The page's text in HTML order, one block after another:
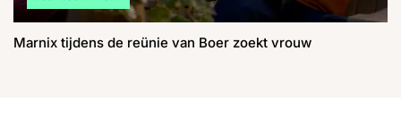
Marnix tijdens de reünie van Boer zoekt vrouw